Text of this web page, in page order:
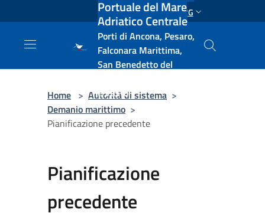
Salta al contenuto principale ENG
Portuale del Mare
Adriatico Centrale
Porti di Ancona, Pesaro,
Falconara Marittima,
San Benedetto del
e Vasto
Home > Autorità di sistema >
Demanio marittimo >
Pianificazione precedente
Pianificazione
precedente